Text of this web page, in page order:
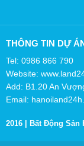
THÔNG TIN DỰ
Tel: 0986 866 790
Website:
Add: B1.20 An
Email:
2016 | Bất Động Sản